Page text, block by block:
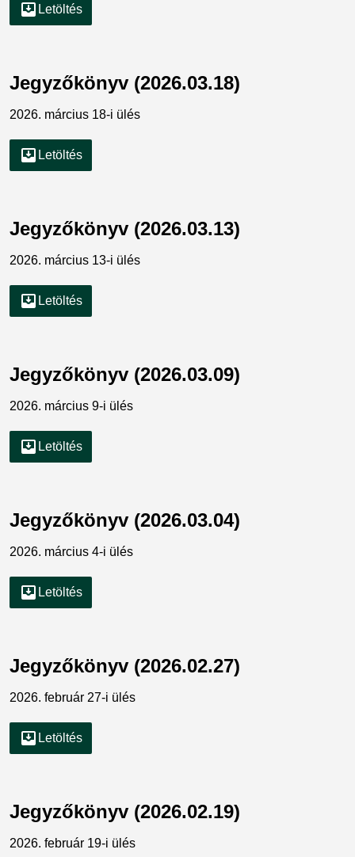
move_to_inbox Letöltés
Jegyzőkönyv (2026.03.18)
2026. március 18-i ülés
move_to_inbox Letöltés
Jegyzőkönyv (2026.03.13)
2026. március 13-i ülés
move_to_inbox Letöltés
Jegyzőkönyv (2026.03.09)
2026. március 9-i ülés
move_to_inbox Letöltés
Jegyzőkönyv (2026.03.04)
2026. március 4-i ülés
move_to_inbox Letöltés
Jegyzőkönyv (2026.02.27)
2026. február 27-i ülés
move_to_inbox Letöltés
Jegyzőkönyv (2026.02.19)
2026. február 19-i ülés